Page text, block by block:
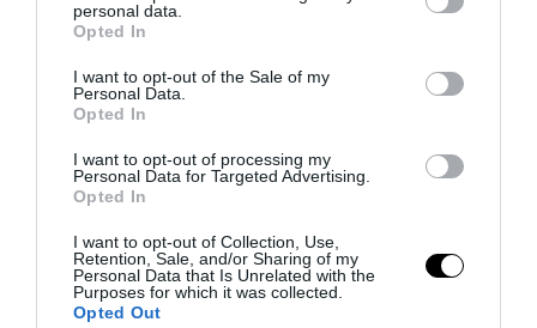
grant or deny consent to Google and its third-party tags to
use your data for below specified purposes in below Google
consent section.
personal data.
Opted In
I want to opt-out of the Sale of my
Personal Data.
Opted In
I want to opt-out of processing my
Personal Data for Targeted Advertising.
Opted In
I want to opt-out of Collection, Use,
Retention, Sale, and/or Sharing of my
Personal Data that Is Unrelated with the
Purposes for which it was collected.
Opted Out
PRONEWS.GR /ΥΠ.ΕΘ.Α
Την βαθύτατη θλίψη για τους δύο
πυροσβέστες που έχασαν τη ζωή τους εν
ώρα καθήκοντος εξέφρασε ο Ν.Δένδιας
29.07.2026 | 18:25